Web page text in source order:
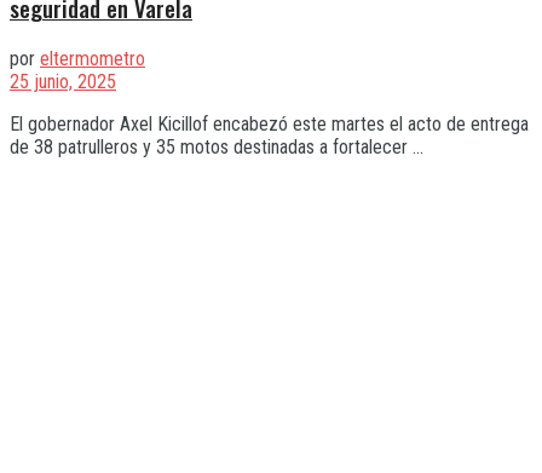
seguridad en Varela
por eltermometro
25 junio, 2025
El gobernador Axel Kicillof encabezó este martes el acto de entrega
de 38 patrulleros y 35 motos destinadas a fortalecer ...